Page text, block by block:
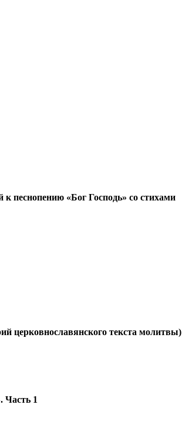
песнопению «Бог Господь» со стихами
церковнославянского текста молитвы)
Часть 1